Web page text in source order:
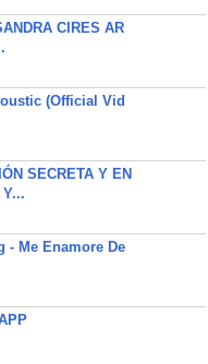
CIRES AR
(Official Vid
SECRETA Y EN
- Me Enamore De